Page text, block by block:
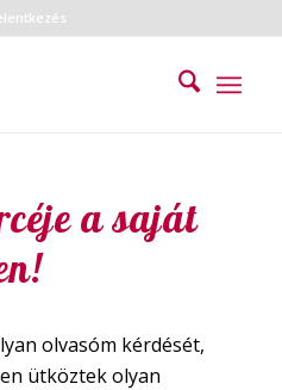
a saját
olvasóm kérdését,
ütköztek olyan